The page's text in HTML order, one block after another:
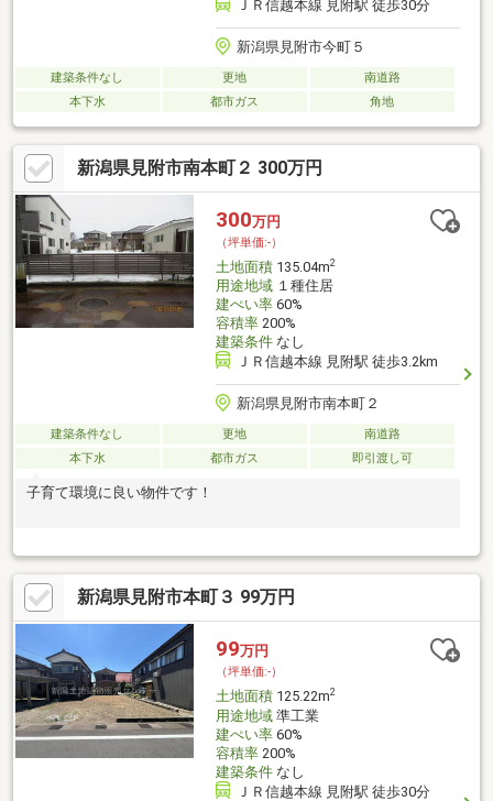
ＪＲ信越本線 見附駅 徒歩30分
新潟県見附市今町５
建築条件なし 更地
南道路
本下水
都市ガス 角地
新潟県見附市南本町２ 300万円
300万円
（坪単価:-）
土地面積135.04m2
用途地域１種住居
建ぺい率60%
容積率200%
建築条件なし
ＪＲ信越本線 見附駅 徒歩3.2km
新潟県見附市南本町２
建築条件なし 更地
南道路
本下水
都市ガス 即引渡し可
子育て環境に良い物件です！
新潟県見附市本町３ 99万円
99万円
（坪単価:-）
土地面積125.22m2
用途地域準工業
建ぺい率60%
容積率200%
建築条件なし
ＪＲ信越本線 見附駅 徒歩30分